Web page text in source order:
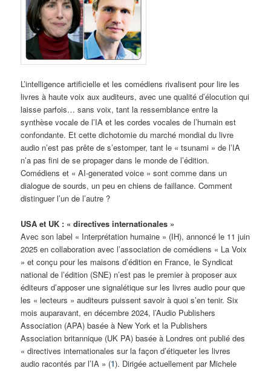
L’intelligence artificielle et les comédiens rivalisent pour lire les
livres à haute voix aux auditeurs, avec une qualité d’élocution qui
laisse parfois… sans voix, tant la ressemblance entre la
synthèse vocale de l’IA et les cordes vocales de l’humain est
confondante. Et cette dichotomie du marché mondial du livre
audio n’est pas prête de s’estomper, tant le « tsunami » de l’IA
n’a pas fini de se propager dans le monde de l’édition.
Comédiens et « AI-generated voice » sont comme dans un
dialogue de sourds, un peu en chiens de faillance. Comment
distinguer l’un de l’autre ?
USA et UK : « directives internationales »
Avec son label « Interprétation humaine » (IH), annoncé le 11 juin
2025 en collaboration avec l’association de comédiens « La Voix
» et conçu pour les maisons d’édition en France, le Syndicat
national de l’édition (SNE) n’est pas le premier à proposer aux
éditeurs d’apposer une signalétique sur les livres audio pour que
les « lecteurs » auditeurs puissent savoir à quoi s’en tenir. Six
mois auparavant, en décembre 2024, l’Audio Publishers
Association (APA) basée à New York et la Publishers
Association britannique (UK PA) basée à Londres ont publié des
« directives internationales sur la façon d’étiqueter les livres
audio racontés par l’IA » (1). Dirigée actuellement par Michele